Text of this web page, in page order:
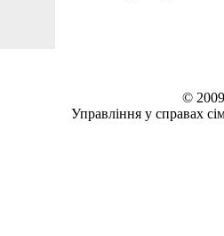
©
Управління у справах